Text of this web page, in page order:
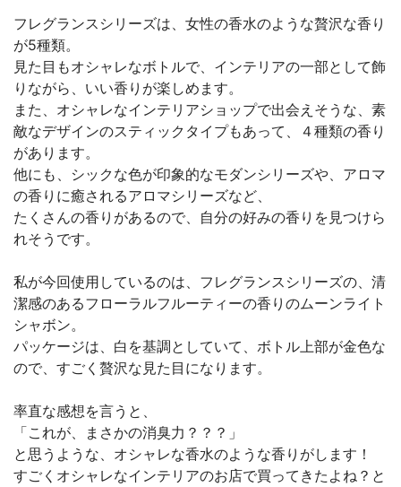
フレグランスシリーズは、女性の香水のような贅沢な香り
が5種類。
見た目もオシャレなボトルで、インテリアの一部として飾
りながら、いい香りが楽しめます。
また、オシャレなインテリアショップで出会えそうな、素
敵なデザインのスティックタイプもあって、４種類の香り
があります。
他にも、シックな色が印象的なモダンシリーズや、アロマ
の香りに癒されるアロマシリーズなど、
たくさんの香りがあるので、自分の好みの香りを見つけら
れそうです。
私が今回使用しているのは、フレグランスシリーズの、清
潔感のあるフローラルフルーティーの香りのムーンライト
シャボン。
パッケージは、白を基調としていて、ボトル上部が金色な
ので、すごく贅沢な見た目になります。
率直な感想を言うと、
「これが、まさかの消臭力？？？」
と思うような、オシャレな香水のような香りがします！
すごくオシャレなインテリアのお店で買ってきたよね？と